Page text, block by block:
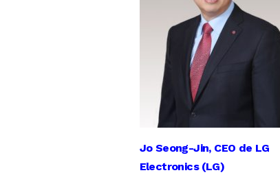
Jo Seong-Jin, CEO de LG
Electronics (LG)